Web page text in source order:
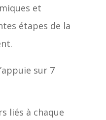
et
étapes de la
sur 7
liés à chaque